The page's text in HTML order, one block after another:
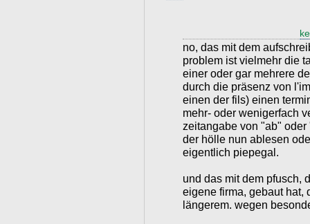
no, das mit dem
problem ist vielmehr die
einer oder gar mehrere
durch die präsenz von
einen der fils) einen
mehr- oder wenigerfach
zeitangabe von "ab"
der hölle nun ablesen
eigentlich piepegal.
und das mit dem pfusch,
eigene firma, gebaut hat,
längerem. wegen